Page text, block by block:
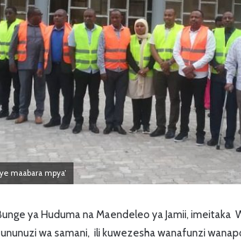
maabara mpya’
ya Huduma na Maendeleo ya Jamii, imeitaka
wa samani, ili kuwezesha wanafunzi